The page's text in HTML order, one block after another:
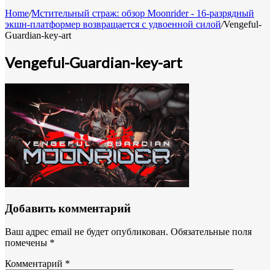
Home/Мстительный страж: обзор Moonrider - 16-разрядный
экшн-платформер возвращается с удвоенной силой/Vengeful-
Guardian-key-art
Vengeful-Guardian-key-art
Добавить комментарий
Ваш адрес email не будет опубликован. Обязательные поля
помечены *
Комментарий *